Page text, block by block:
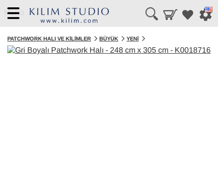
Menü
PATCHWORK HALI VE KILIMLER BÜYÜK YENI